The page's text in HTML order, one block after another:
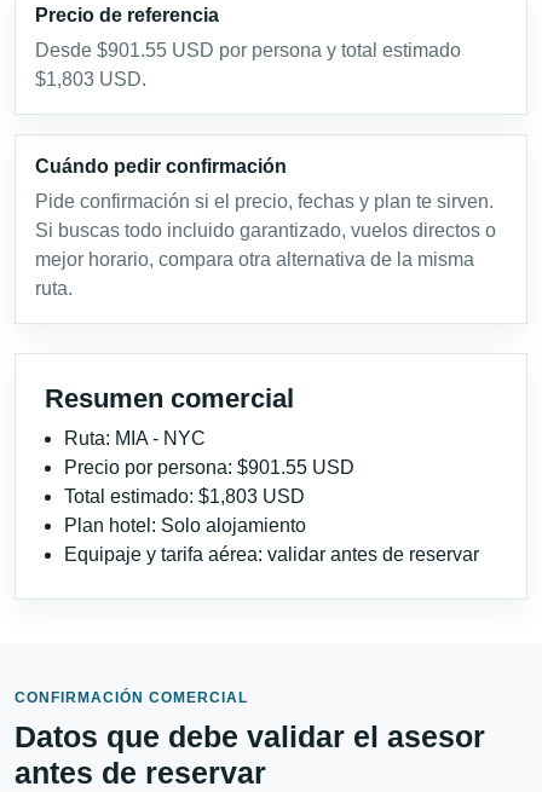
Precio de referencia
Desde $901.55 USD por persona y total estimado
$1,803 USD.
Cuándo pedir confirmación
Pide confirmación si el precio, fechas y plan te sirven.
Si buscas todo incluido garantizado, vuelos directos o
mejor horario, compara otra alternativa de la misma
ruta.
Resumen comercial
Ruta: MIA - NYC
Precio por persona: $901.55 USD
Total estimado: $1,803 USD
Plan hotel: Solo alojamiento
Equipaje y tarifa aérea: validar antes de reservar
CONFIRMACIÓN COMERCIAL
Datos que debe validar el asesor
antes de reservar